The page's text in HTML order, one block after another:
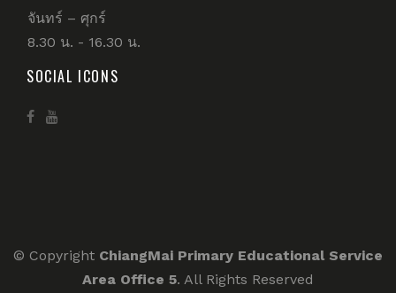
จันทร์ – ศุกร์
8.30 น. - 16.30 น.
SOCIAL ICONS
© Copyright ChiangMai Primary Educational Service
Area Office 5. All Rights Reserved